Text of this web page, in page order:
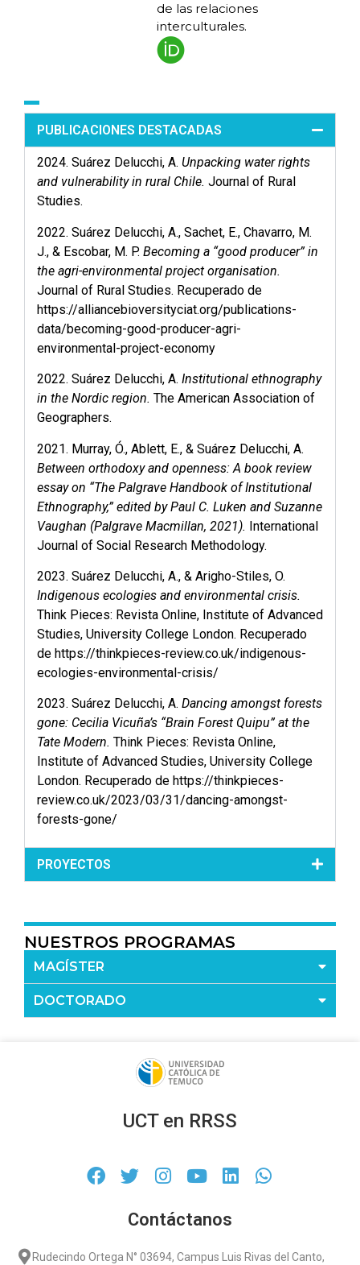
de las relaciones
interculturales.
PUBLICACIONES DESTACADAS
2024. Suárez Delucchi, A. Unpacking water rights
and vulnerability in rural Chile. Journal of Rural
Studies.
2022. Suárez Delucchi, A., Sachet, E., Chavarro, M.
J., & Escobar, M. P. Becoming a “good producer” in
the agri-environmental project organisation.
Journal of Rural Studies. Recuperado de
https://alliancebioversityciat.org/publications-
data/becoming-good-producer-agri-
environmental-project-economy
2022. Suárez Delucchi, A. Institutional ethnography
in the Nordic region. The American Association of
Geographers.
2021. Murray, Ó., Ablett, E., & Suárez Delucchi, A.
Between orthodoxy and openness: A book review
essay on “The Palgrave Handbook of Institutional
Ethnography,” edited by Paul C. Luken and Suzanne
Vaughan (Palgrave Macmillan, 2021). International
Journal of Social Research Methodology.
2023. Suárez Delucchi, A., & Arigho-Stiles, O.
Indigenous ecologies and environmental crisis.
Think Pieces: Revista Online, Institute of Advanced
Studies, University College London. Recuperado
de https://thinkpieces-review.co.uk/indigenous-
ecologies-environmental-crisis/
2023. Suárez Delucchi, A. Dancing amongst forests
gone: Cecilia Vicuña’s “Brain Forest Quipu” at the
Tate Modern. Think Pieces: Revista Online,
Institute of Advanced Studies, University College
London. Recuperado de https://thinkpieces-
review.co.uk/2023/03/31/dancing-amongst-
forests-gone/
PROYECTOS
NUESTROS PROGRAMAS
MAGÍSTER
DOCTORADO
UCT en RRSS
Contáctanos
Rudecindo Ortega N° 03694, Campus Luis Rivas del Canto,